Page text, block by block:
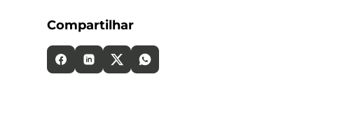
Compartilhar